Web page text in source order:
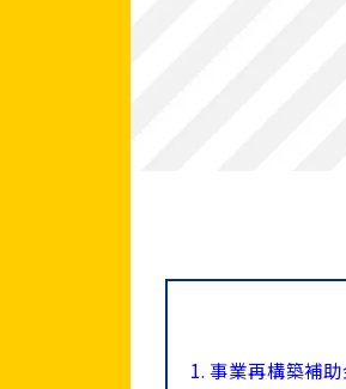
1. 事業再構築補